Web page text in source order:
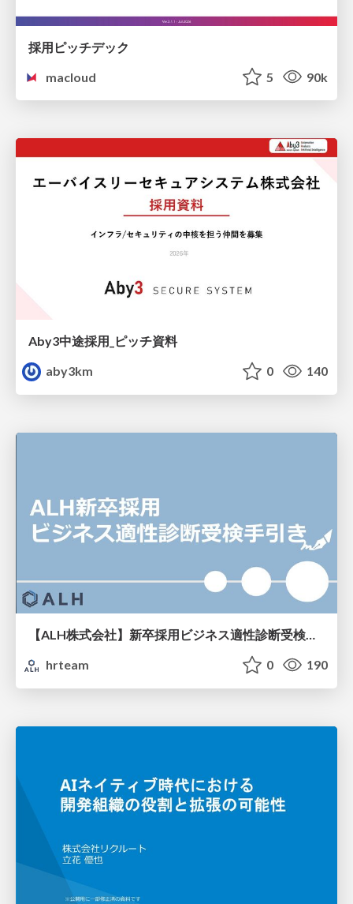
採用ピッチデック
macloud
5 90k
Aby3中途採用_ピッチ資料
aby3km
0 140
【ALH株式会社】新卒採用ビジネス適性診断受検手引き
hrteam
0 190